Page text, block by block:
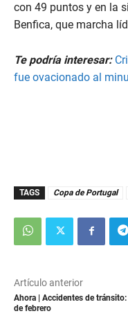
con 49 puntos y en la
Benfica, que marcha
Te podría interesar:
fue ovacionado al
TAGS Copa de Portugal
Artículo anterior
Ahora | Accidentes de
de febrero